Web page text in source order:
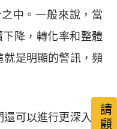
中。一般來說，當
降，轉化率和整體
是明顯的警訊，頻
還可以進行更深入的